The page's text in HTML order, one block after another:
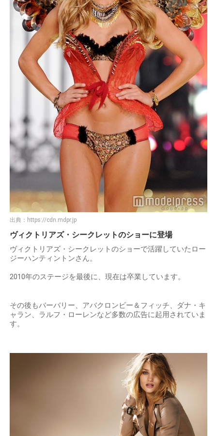
出典： https://cdn.mdpr.jp
ヴィクトリアズ・シークレットのショーに登場
ヴィクトリアズ・シークレットのショーで活躍していたロー
ジーハンティントンさん。
2010年のステージを最後に、現在は卒業しています。
その後もバーバリー、アバクロンビー＆フィッチ、ダナ・キ
ャラン、ラルフ・ローレンなど多数の広告に起用されていま
す。